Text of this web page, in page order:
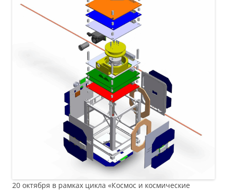
20 октября в рамках цикла «Космос и космические